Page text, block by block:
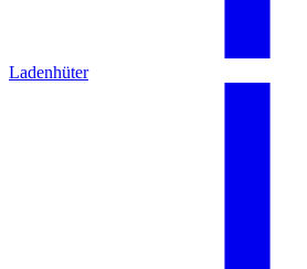
Ladenhüter